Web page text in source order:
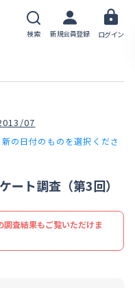
検索 新規会員登録 ログイン
07
の日付のものを選択くださ
ート調査（第3回）
査結果もご覧いただけま